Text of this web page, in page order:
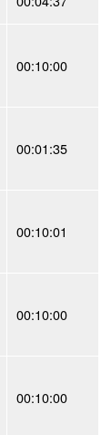
00:10:00
00:01:35
00:10:01
00:10:00
00:10:00